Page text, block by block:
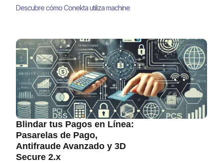
Descubre cómo Conekta utiliza machine
del usuario. Conoce los algoritmos y
estrategias que revolucionan la prevención
de fraudes en América Latina.
Blindar tus Pagos en Línea:
Pasarelas de Pago,
Antifraude Avanzado y 3D
Secure 2.x